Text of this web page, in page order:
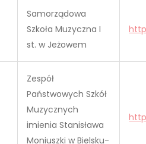
Samorządowa
Szkoła Muzyczna I
st. w Jeżowem
Zespół
Państwowych Szkół
Muzycznych
imienia Stanisława
Moniuszki w Bielsku-